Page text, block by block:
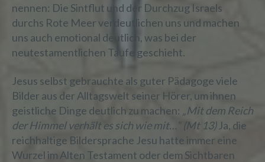
nennen: Die Sintflut und der Durchzug Israels
durchs Rote Meer verdeutlichen uns und machen
uns auch emotional deutlich, was bei der
neutestamentlichen Taufe geschieht.
Jesus selbst gebrauchte als guter Pädagoge viele
Bilder aus der Alltagswelt seiner Hörer, um ihnen
geistliche Dinge deutlich zu machen: „Mit dem Reich
der Himmel verhält es sich wie mit…“ (Mt 13) Ja, die
reichhaltige Bildersprache Jesu hatte immer eine
Wurzel im Alten Testament oder dem Sichtbaren